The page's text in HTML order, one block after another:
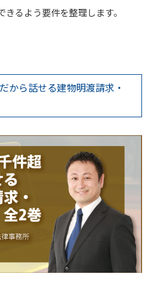
るよう要件を整理します。
ら話せる建物明渡請求・